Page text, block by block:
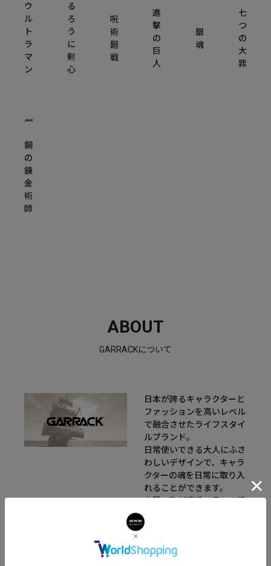
ウ
ル
ト
ラ
マ
ン
る
ろ
う
に
剣
心
呪
術
廻
戦
進
撃
の
巨
人
銀
魂
七
つ
の
大
罪
鋼
の
錬
金
術
師
ABOUT
GARRACKについて
日本が誇るキャラクターと
ファッションを高いレベル
で融合させたライフスタイ
ルブランド。
日常使いできる大人にふさ
わしいデザインで、キャラ
クターの魂を日常に取り入
れることができます。
上質で胸が高鳴る日々の瞬
時代に活躍した
CARRAK（カラック）船と